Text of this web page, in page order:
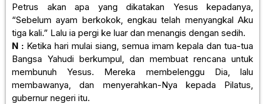
Petrus akan apa yang dikatakan Yesus kepadanya,
“Sebelum ayam berkokok, engkau telah menyangkal Aku
tiga kali.” Lalu ia pergi ke luar dan menangis dengan sedih.
N : Ketika hari mulai siang, semua imam kepala dan tua-tua
Bangsa Yahudi berkumpul, dan membuat rencana untuk
membunuh Yesus. Mereka membelenggu Dia, lalu
membawanya, dan menyerahkan-Nya kepada Pilatus,
gubernur negeri itu.